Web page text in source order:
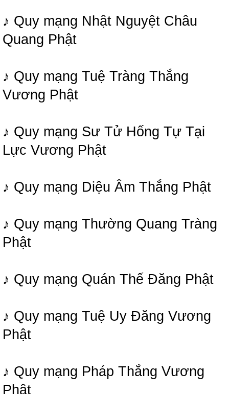
♪ Quy mạng Nhật Nguyệt Châu
Quang Phật
♪ Quy mạng Tuệ Tràng Thắng
Vương Phật
♪ Quy mạng Sư Tử Hống Tự Tại
Lực Vương Phật
♪ Quy mạng Diệu Âm Thắng Phật
♪ Quy mạng Thường Quang Tràng
Phật
♪ Quy mạng Quán Thế Đăng Phật
♪ Quy mạng Tuệ Uy Đăng Vương
Phật
♪ Quy mạng Pháp Thắng Vương
Phật